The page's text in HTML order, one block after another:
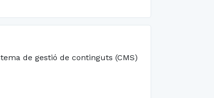
de gestió de continguts (CMS)